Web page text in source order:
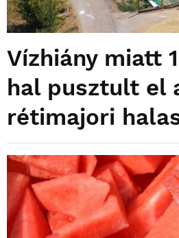
Vízhiány miatt
hal pusztult el
rétimajori